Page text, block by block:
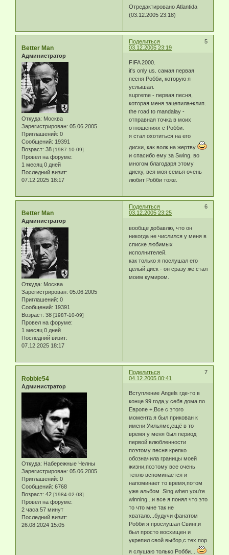
Отредактировано Atlantida
(03.12.2005 23:18)
Поделиться
5
03.12.2005 23:19
Better Man
Администратор
Откуда: Москва
Зарегистрирован: 05.06.2005
Приглашений: 0
Сообщений: 19391
Возраст: 38 [1987-10-09]
Провел на форуме:
1 месяц 0 дней
Последний визит:
07.12.2025 18:17
FIFA 2000.
it's only us. самая первая
песня Робби, которую я
услышал.
supreme - первая песня,
которая меня зацепила+клип.
the road to mandalay -
отправная точка в моих
отношениях с Робби.
я стал охотиться на его
диски, как волк на жертву
и спасибо ему за Swing. во
многом благодаря этому
диску, вся моя семья очень
любит Робби тоже.
Поделиться
6
03.12.2005 23:25
Better Man
Администратор
Откуда: Москва
Зарегистрирован: 05.06.2005
Приглашений: 0
Сообщений: 19391
Возраст: 38 [1987-10-09]
Провел на форуме:
1 месяц 0 дней
Последний визит:
07.12.2025 18:17
вообще добавлю, что он
никогда не числился у меня в
списке любимых
исполнителей.
как только я послушал его
целый диск - он сразу же стал
моим кумиром.
Поделиться
7
04.12.2005 00:41
Robbie54
Администратор
Откуда: Набережные Челны
Зарегистрирован: 05.06.2005
Приглашений: 0
Сообщений: 6768
Возраст: 42 [1984-02-08]
Провел на форуме:
2 часа 57 минут
Последний визит:
26.08.2024 15:05
Вступление Angels где-то в
конце 99 года,у себя дома по
Европе +,Все с этого
момента я был прикован к
имени Уильямс,ещё в то
время у меня был период
первой влюбленности
поэтому песня крепко
обозначила границы моей
жизни,поэтому все очень
тепло вспоминается и
напоминает то время,потом
уже альбом Sing when you're
winning...и все я понял что это
то что мне так не
хватало...будучи фанатом
Робби я прослушал Свинг,и
был просто восхищен и
укрепил свой выбор,с тех пор
я слушаю только Робби...